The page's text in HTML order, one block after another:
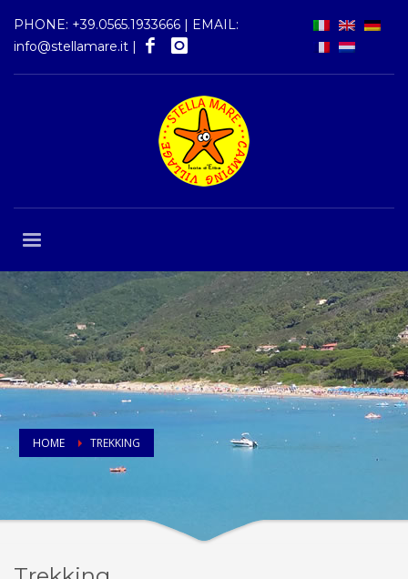
PHONE: +39.0565.1933666 | EMAIL:
info@stellamare.it |
HOME TREKKING